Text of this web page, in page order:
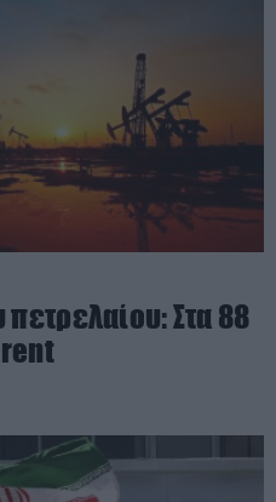
πετρελαίου: Στα 88